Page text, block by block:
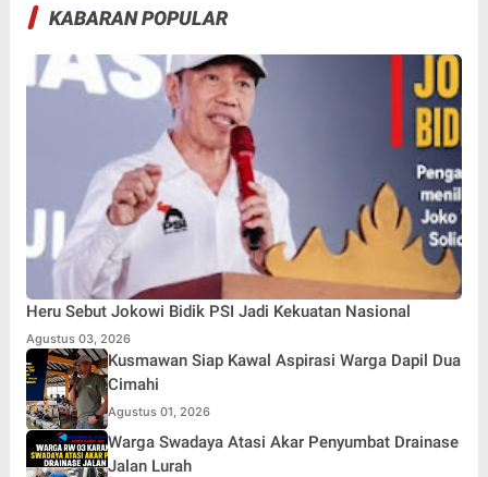
KABARAN POPULAR
Heru Sebut Jokowi Bidik PSI Jadi Kekuatan Nasional
Agustus 03, 2026
Kusmawan Siap Kawal Aspirasi Warga Dapil Dua
Cimahi
Agustus 01, 2026
Warga Swadaya Atasi Akar Penyumbat Drainase
Jalan Lurah